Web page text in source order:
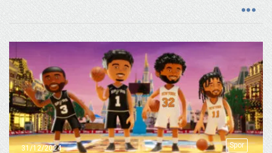
Spor
31/12/2024